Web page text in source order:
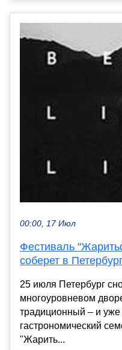
00:00, 17 Июл
Фестиваль
соберет в
25 июля Петербург
многоуровневом
традиционный – и
гастрономический
"Жарить...